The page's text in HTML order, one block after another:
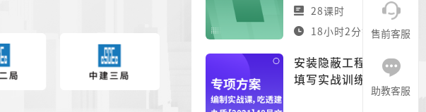
28课时
18小时2分钟
安装隐蔽工程资料
填写实战训练营
售前客服
助教客服